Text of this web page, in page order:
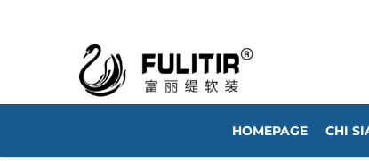
HOMEPAGE CHI